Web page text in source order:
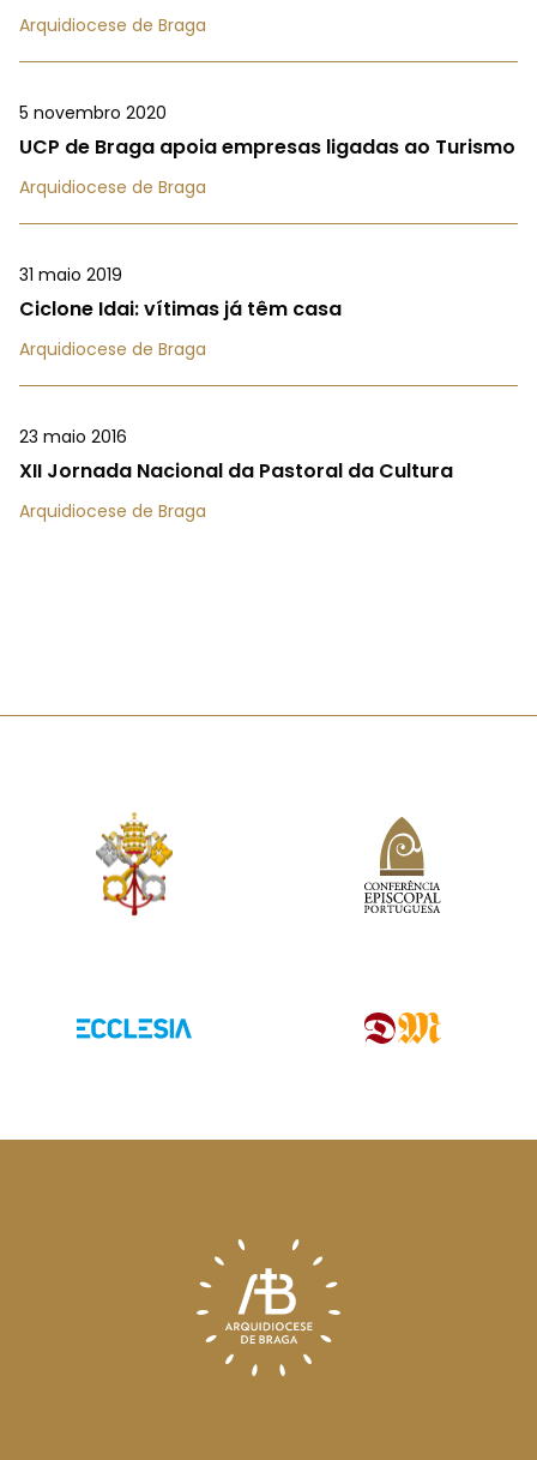
Arquidiocese de Braga
5 novembro 2020
UCP de Braga apoia empresas ligadas ao Turismo
Arquidiocese de Braga
31 maio 2019
Ciclone Idai: vítimas já têm casa
Arquidiocese de Braga
23 maio 2016
XII Jornada Nacional da Pastoral da Cultura
Arquidiocese de Braga